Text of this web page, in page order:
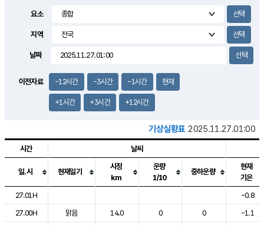
1.8m/s
요소
지역
날짜
이전자료 -12시간 -3시간 -1시간 현재
+1시간 +3시간 +12시간
기상실황표 2025.11.27.01:00
도시별 기상실황표로 지점, 날씨, 기온, 강수, 바람, 기압등을 안내한 표입
시간 날씨
일.시 현재일기
시정
km
운량
1/10
중하운량
현재
기온
27.01H
-0.8
27.00H
맑음 14.0 0 0
-1.1